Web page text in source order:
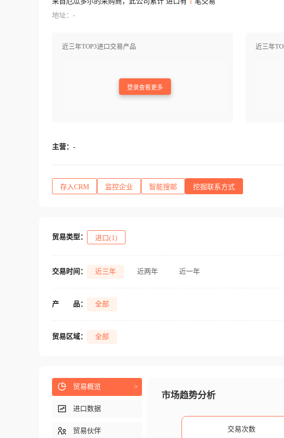
地址：-
近三年TOP3进口交易产品
登录查看更多
近三年
主营： -
存入CRM 监控企业 智能搜邮 挖掘联系方式
贸易类型： 进口(1)
交易时间： 近三年 近两年 近一年
产 品： 全部
贸易区域： 全部
市场趋势分析
交易次数
贸易概览 >
进口数据
贸易伙伴